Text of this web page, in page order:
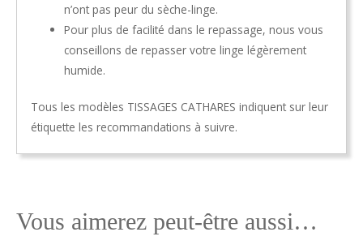
n’ont pas peur du sèche-linge.
Pour plus de facilité dans le repassage, nous vous
conseillons de repasser votre linge légèrement
humide.
Tous les modèles TISSAGES CATHARES indiquent sur leur
étiquette les recommandations à suivre.
Vous aimerez peut-être aussi…